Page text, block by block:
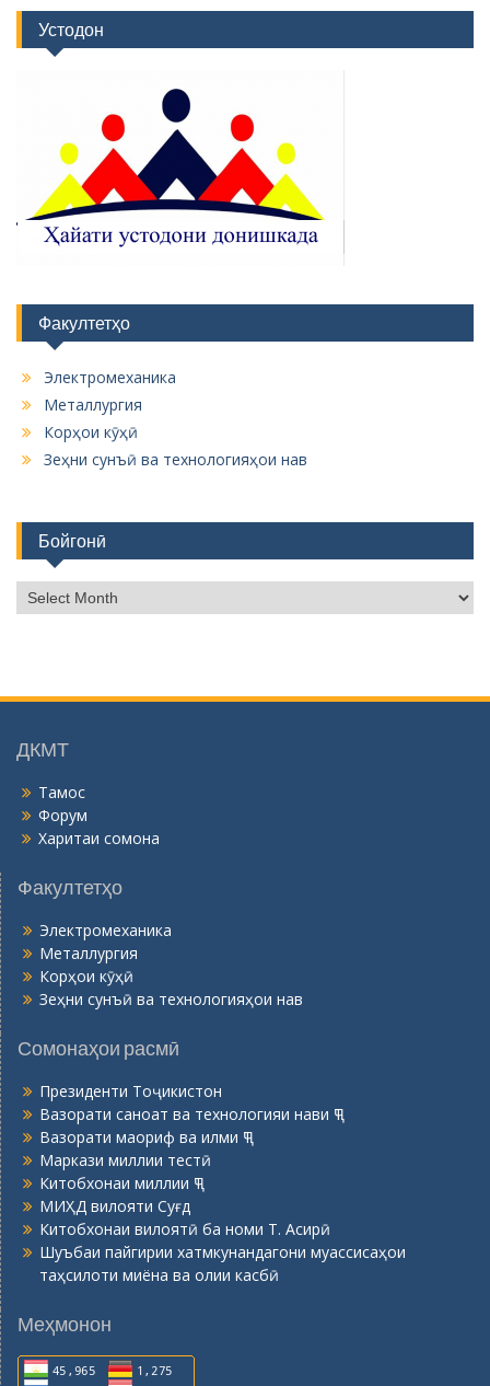
Устодон
Факултетҳо
Электромеханика
Металлургия
Корҳои кӯҳӣ
Зеҳни сунъӣ ва технологияҳои нав
Бойгонӣ
о
н
ДКМТ
Тамос
Форум
Харитаи сомона
Факултетҳо
Электромеханика
Металлургия
Корҳои кӯҳӣ
Зеҳни сунъӣ ва технологияҳои нав
Сомонаҳои расмӣ
Президенти Тоҷикистон
Вазорати саноат ва технологияи нави ҶТ
Вазорати маориф ва илми ҶТ
Маркази миллии тестӣ
Китобхонаи миллии ҶТ
МИҲД вилояти Суғд
Китобхонаи вилоятӣ ба номи Т. Асирӣ
Шуъбаи пайгирии хатмкунандагони муассисаҳои
таҳсилоти миёна ва олии касбӣ
Меҳмонон